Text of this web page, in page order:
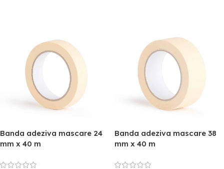
Banda adeziva mascare 24
mm x 40 m
Banda adeziva mascare 38
mm x 40 m